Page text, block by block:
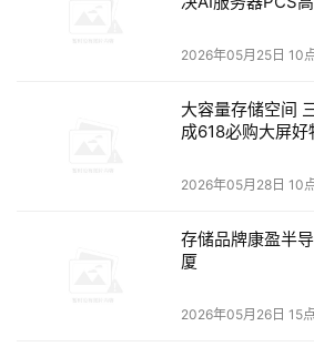
McDATA日前宣布，其最新研
Converter（简称IFC）已经正式投
协议与ESCON协议之间的自由转换
2026年05月25日 10
大容量存储空间
成618必购大屏好
2026年05月28日 10
存储品牌康盈半
厦
2026年05月26日 15